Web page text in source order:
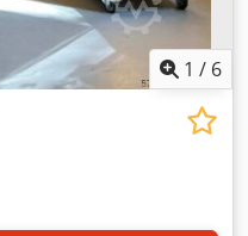
1 / 6